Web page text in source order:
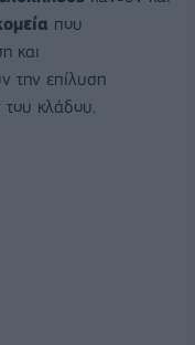
που
και
την επίλυση
του κλάδου.